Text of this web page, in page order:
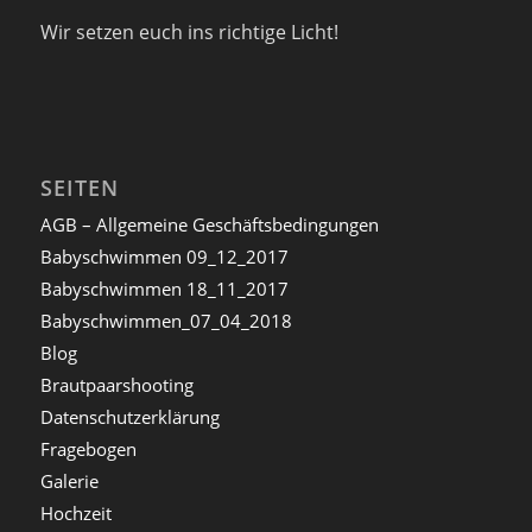
Wir setzen euch ins richtige Licht!
SEITEN
AGB – Allgemeine Geschäftsbedingungen
Babyschwimmen 09_12_2017
Babyschwimmen 18_11_2017
Babyschwimmen_07_04_2018
Blog
Brautpaarshooting
Datenschutzerklärung
Fragebogen
Galerie
Hochzeit